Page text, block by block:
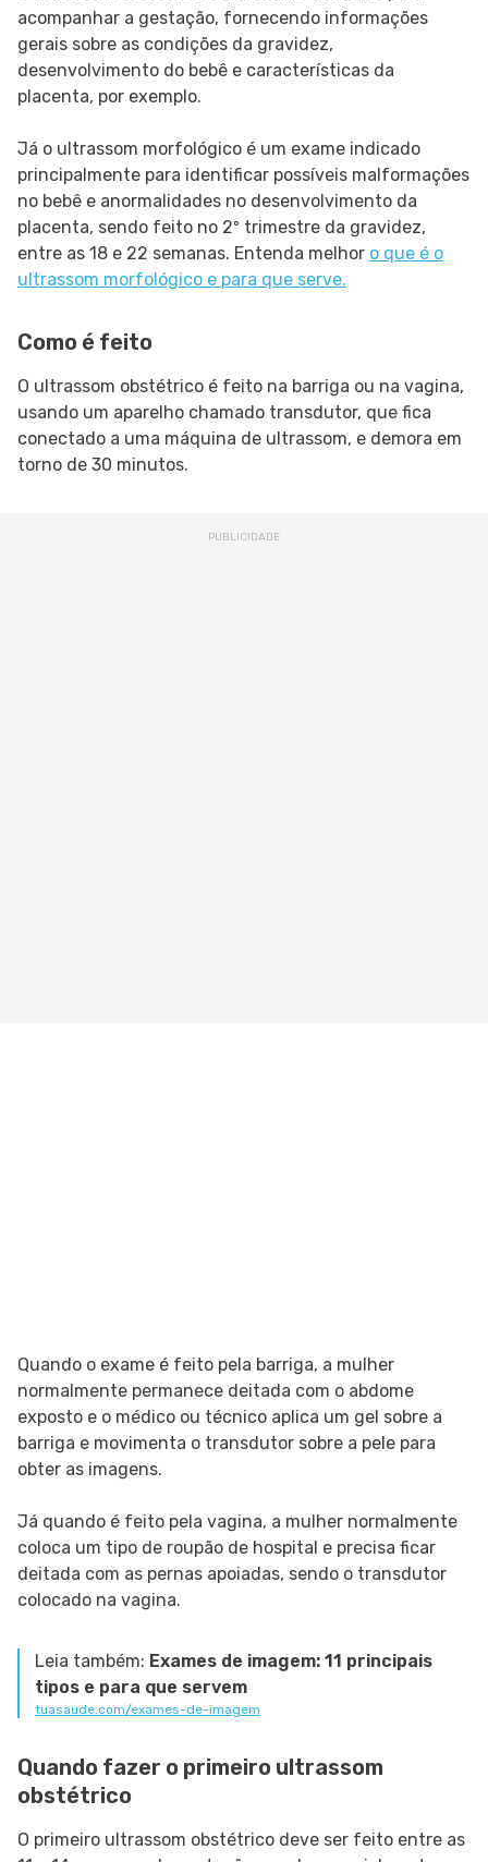
acompanhar a gestação, fornecendo informações
gerais sobre as condições da gravidez,
desenvolvimento do bebê e características da
placenta, por exemplo.
Já o ultrassom morfológico é um exame indicado
principalmente para identificar possíveis malformações
no bebê e anormalidades no desenvolvimento da
placenta, sendo feito no 2º trimestre da gravidez,
entre as 18 e 22 semanas. Entenda melhor o que é o
ultrassom morfológico e para que serve.
Como é feito
O ultrassom obstétrico é feito na barriga ou na vagina,
usando um aparelho chamado transdutor, que fica
conectado a uma máquina de ultrassom, e demora em
torno de 30 minutos.
Quando o exame é feito pela barriga, a mulher
normalmente permanece deitada com o abdome
exposto e o médico ou técnico aplica um gel sobre a
barriga e movimenta o transdutor sobre a pele para
obter as imagens.
Já quando é feito pela vagina, a mulher normalmente
coloca um tipo de roupão de hospital e precisa ficar
deitada com as pernas apoiadas, sendo o transdutor
colocado na vagina.
Leia também: Exames de imagem: 11 principais
tipos e para que servem
tuasaude.com/exames-de-imagem
Quando fazer o primeiro ultrassom
obstétrico
O primeiro ultrassom obstétrico deve ser feito entre as